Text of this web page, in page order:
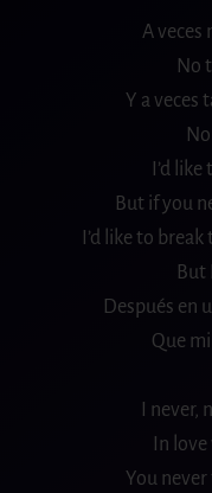
A veces
No
Y a veces
I’d
But if you
I’d like to
But
Después en
Que
I
In
You